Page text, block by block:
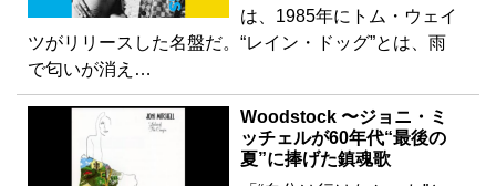
は、1985年にトム・ウェイ
ツがリリースした名盤だ。“レイン・ドッグ”とは、雨
で匂いが消え…
Woodstock 〜ジョニ・ミ
ッチェルが60年代“最後の
夏”に捧げた鎮魂歌